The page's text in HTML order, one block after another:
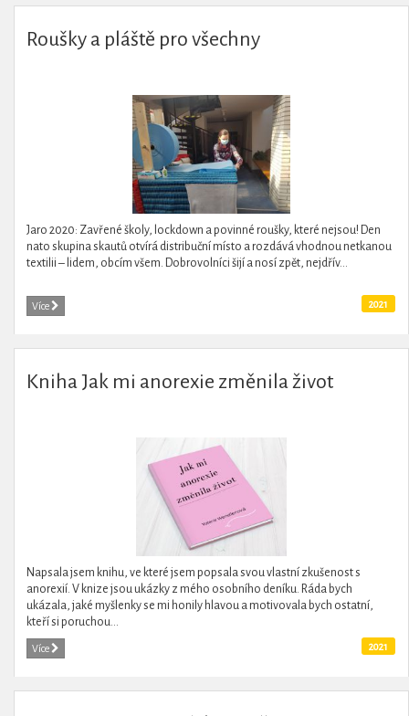
Roušky a pláště pro všechny
Jaro 2020: Zavřené školy, lockdown a povinné roušky, které nejsou! Den
nato skupina skautů otvírá distribuční místo a rozdává vhodnou netkanou
textilii – lidem, obcím všem. Dobrovolníci šijí a nosí zpět, nejdřív...
Více 2021
Kniha Jak mi anorexie změnila život
Napsala jsem knihu, ve které jsem popsala svou vlastní zkušenost s
anorexií. V knize jsou ukázky z mého osobního deníku. Ráda bych
ukázala, jaké myšlenky se mi honily hlavou a motivovala bych ostatní,
kteří si poruchou...
Více 2021